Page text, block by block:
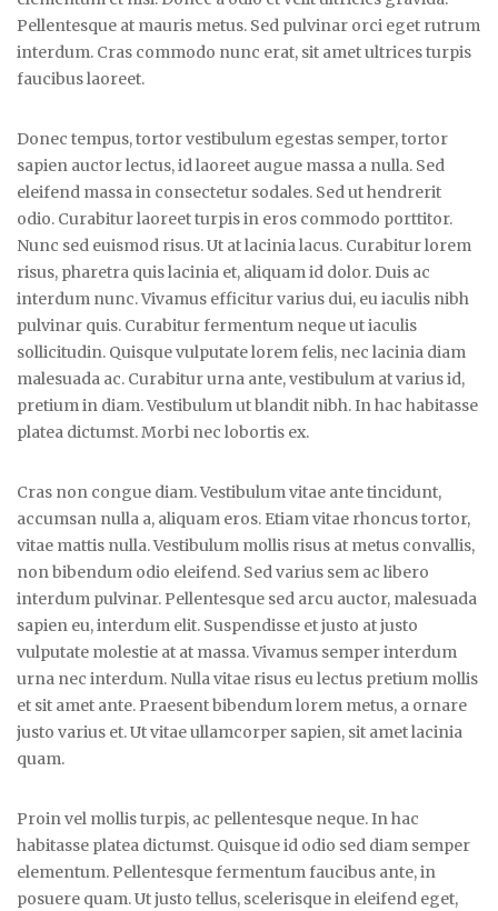
Pellentesque at mauris metus. Sed pulvinar orci eget rutrum
interdum. Cras commodo nunc erat, sit amet ultrices turpis
faucibus laoreet.
Donec tempus, tortor vestibulum egestas semper, tortor
sapien auctor lectus, id laoreet augue massa a nulla. Sed
eleifend massa in consectetur sodales. Sed ut hendrerit
odio. Curabitur laoreet turpis in eros commodo porttitor.
Nunc sed euismod risus. Ut at lacinia lacus. Curabitur lorem
risus, pharetra quis lacinia et, aliquam id dolor. Duis ac
interdum nunc. Vivamus efficitur varius dui, eu iaculis nibh
pulvinar quis. Curabitur fermentum neque ut iaculis
sollicitudin. Quisque vulputate lorem felis, nec lacinia diam
malesuada ac. Curabitur urna ante, vestibulum at varius id,
pretium in diam. Vestibulum ut blandit nibh. In hac habitasse
platea dictumst. Morbi nec lobortis ex.
Cras non congue diam. Vestibulum vitae ante tincidunt,
accumsan nulla a, aliquam eros. Etiam vitae rhoncus tortor,
vitae mattis nulla. Vestibulum mollis risus at metus convallis,
non bibendum odio eleifend. Sed varius sem ac libero
interdum pulvinar. Pellentesque sed arcu auctor, malesuada
sapien eu, interdum elit. Suspendisse et justo at justo
vulputate molestie at at massa. Vivamus semper interdum
urna nec interdum. Nulla vitae risus eu lectus pretium mollis
et sit amet ante. Praesent bibendum lorem metus, a ornare
justo varius et. Ut vitae ullamcorper sapien, sit amet lacinia
quam.
Proin vel mollis turpis, ac pellentesque neque. In hac
habitasse platea dictumst. Quisque id odio sed diam semper
elementum. Pellentesque fermentum faucibus ante, in
posuere quam. Ut justo tellus, scelerisque in eleifend eget,